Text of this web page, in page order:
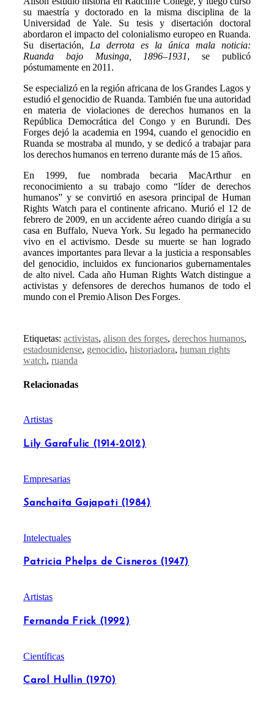
su maestría y doctorado en la misma disciplina de la
Universidad de Yale. Su tesis y disertación doctoral
abordaron el impacto del colonialismo europeo en Ruanda.
Su disertación, La derrota es la única mala noticia:
Ruanda bajo Musinga, 1896–1931, se publicó
póstumamente en 2011.
Se especializó en la región africana de los Grandes Lagos y
estudió el genocidio de Ruanda. También fue una autoridad
en materia de violaciones de derechos humanos en la
República Democrática del Congo y en Burundi. Des
Forges dejó la academia en 1994, cuando el genocidio en
Ruanda se mostraba al mundo, y se dedicó a trabajar para
los derechos humanos en terreno durante más de 15 años.
En 1999, fue nombrada becaria MacArthur en
reconocimiento a su trabajo como “líder de derechos
humanos” y se convirtió en asesora principal de Human
Rights Watch para el continente africano. Murió el 12 de
febrero de 2009, en un accidente aéreo cuando dirigía a su
casa en Buffalo, Nueva York. Su legado ha permanecido
vivo en el activismo. Desde su muerte se han logrado
avances importantes para llevar a la justicia a responsables
del genocidio, incluidos ex funcionarios gubernamentales
de alto nivel. Cada año Human Rights Watch distingue a
activistas y defensores de derechos humanos de todo el
mundo con el Premio Alison Des Forges.
Etiquetas: activistas, alison des forges, derechos humanos,
estadounidense, genocidio, historiadora, human rights
watch, ruanda
Relacionadas
Artistas
Lily Garafulic (1914-2012)
Empresarias
Sanchaita Gajapati (1984)
Intelectuales
Patricia Phelps de Cisneros (1947)
Artistas
Fernanda Frick (1992)
Científicas
Carol Hullin (1970)